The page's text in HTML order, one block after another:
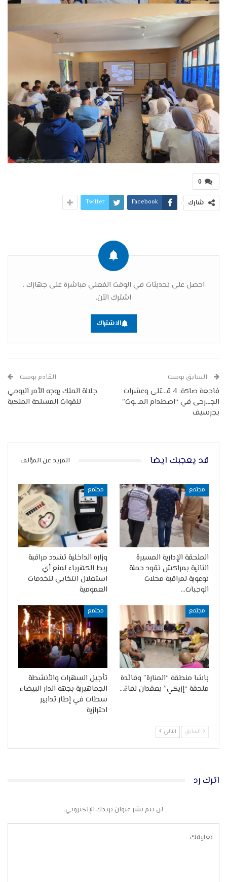
0
شارك Facebook
Twitter
احصل على تحديثات في الوقت الفعلي مباشرة على جهازك ،
اشترك الآن.
الاشتراك
السابق بوست
فاجعة صاكة: 4 قـ.ـتلى وعشرات
الجـ.ـرحى في “اصطدام المـ.ـوت”
بجرسيف
القادم بوست
جلالة الملك يوجه الأمر اليومي
للقوات المسلحة الملكية
قد يعجبك ايضا المزيد عن المؤلف
مجتمع
الملحقة الإدارية المسيرة
الثانية بمراكش تقود حملة
توعوية لمراقبة محلات
الوجبات…
مجتمع
وزارة الداخلية تشدد مراقبة
ربط الكهرباء لمنع أي
استغلال انتخابي للخدمات
العمومية
مجتمع
باشا منطقة “المنارة” وقائدة
ملحقة “إزيكي” يعقدان لقاءً…
مجتمع
تأجيل السهرات والأنشطة
الجماهيرية بجهة الدار البيضاء
سطات في إطار تدابير
احترازية
السابق التالي
اترك رد
لن يتم نشر عنوان بريدك الإلكتروني.